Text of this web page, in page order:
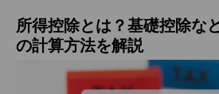
所得控除とは？基礎控除な
の計算方法を解説